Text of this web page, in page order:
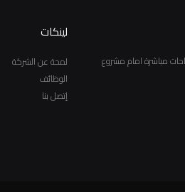
مباشرة امام مشروع
لينكات
لمحة عن الشركة
الوظائف
إتصل بنا